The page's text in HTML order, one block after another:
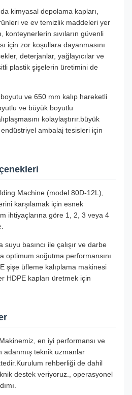
kimyasal depolama kapları,
ve ev temizlik maddeleri yer
konteynerlerin sıvıların güvenli
için zor koşullara dayanmasını
deterjanlar, yağlayıcılar ve
plastik şişelerin üretimini de
ve 650 mm kalıp hareketli
ve büyük boyutlu
kolaylaştırır.büyük
ambalaj tesisleri için
Machine (model 80D-12L),
karşılamak için esnek
ihtiyaçlarına göre 1, 2, 3 veya 4
basıncı ile çalışır ve darbe
optimum soğutma performansını
şişe üfleme kalıplama makinesi
HDPE kapları üretmek için
en iyi performansı ve
adanmış teknik uzmanlar
rehberliği de dahil
destek veriyoruz., operasyonel